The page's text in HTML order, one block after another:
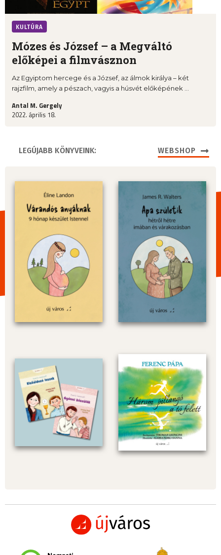
KULTÚRA
Mózes és József – a Megváltó
előképei a filmvásznon
Az Egyiptom hercege és a József, az álmok királya – két
rajzfilm, amely a pészach, vagyis a húsvét előképének ...
Antal M. Gergely
2022. április 18.
LEGÚJABB KÖNYVEINK: WEBSHOP